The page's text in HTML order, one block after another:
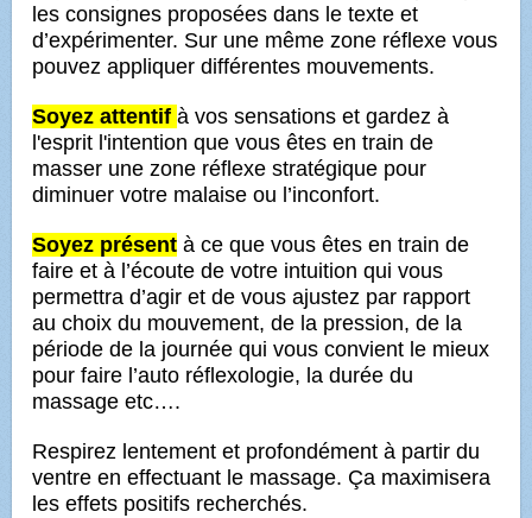
les consignes proposées dans le texte et
d’expérimenter. Sur une même zone réflexe vous
pouvez appliquer différentes mouvements.
Soyez attentifà vos sensations et gardez à
l'esprit l'intention que vous êtes en train de
masser une zone réflexe stratégique pour
diminuer votre malaise ou l’inconfort.
Soyez présent à ce que vous êtes en train de
faire et à l’écoute de votre intuition qui vous
permettra d’agir et de vous ajustez par rapport
au choix du mouvement, de la pression, de la
période de la journée qui vous convient le mieux
pour faire l’auto réflexologie, la durée du
massage etc….
Respirez lentement et profondément à partir du
ventre en effectuant le massage. Ça maximisera
les effets positifs recherchés.